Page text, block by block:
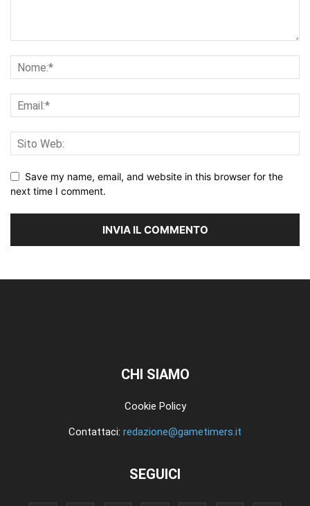
Save my name, email, and website in this browser for the
next time I comment.
CHI SIAMO
Cookie Policy
Contattaci: redazione@gametimers.it
SEGUICI